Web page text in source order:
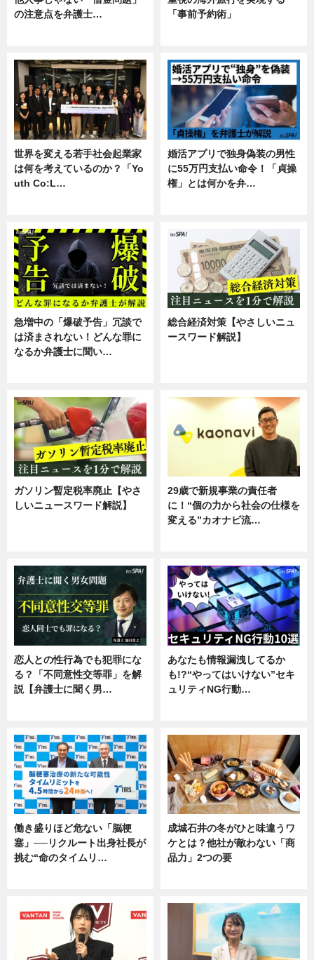
の注意点を弁護士…
「事前予約術」
世界を変える若手社会起業家
は何を考えているのか？「Yo
uth Co:L…
婚活アプリで独身偽装の男性
に55万円支払い命令！「貞操
権」とは何かを弁…
急増中の「爆破予告」冗談で
は済まされない！どんな罪に
なるか弁護士に聞い…
総合経済対策【やさしいニュ
ースワード解説】
ガソリン暫定税率廃止【やさ
しいニュースワード解説】
29歳で新規事業の責任者
に！“個の力から社会の仕様を
変える”カオナビ流…
恋人との性行為でも犯罪にな
る？「不同意性交等罪」を解
説【弁護士に聞く男…
あなたも情報漏洩してるか
も!?“やってはいけない”セキ
ュリティNG行動…
働き盛りほど危ない「脳梗
塞」──リクルート出身社長が
挑む“命のタイムリ…
成城石井の冬がひと味違うワ
ケとは？他社が敵わない「商
品力」2つの要